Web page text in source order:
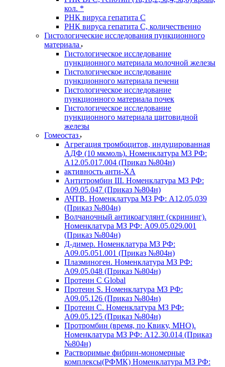
кол. *
РНК вируса гепатита C
РНК вируса гепатита C, количественно
Гистологические исследования пункционного
материала
Гистологическое исследование
пункционного материала молочной железы
Гистологическое исследование
пункционного материала печени
Гистологическое исследование
пункционного материала почек
Гистологическое исследование
пункционного материала щитовидной
железы
Гомеостаз
Агрегация тромбоцитов, индуцированная
АДФ (10 мкмоль). Номенклатура МЗ РФ:
A12.05.017.004 (Приказ №804н)
активность анти-ХА
Антитромбин III. Номенклатура МЗ РФ:
A09.05.047 (Приказ №804н)
АЧТВ. Номенклатура МЗ РФ: A12.05.039
(Приказ №804н)
Волчаночный антикоагулянт (скрининг).
Номенклатура МЗ РФ: A09.05.029.001
(Приказ №804н)
Д-димер. Номенклатура МЗ РФ:
A09.05.051.001 (Приказ №804н)
Плазминоген. Номенклатура МЗ РФ:
A09.05.048 (Приказ №804н)
Протеин C Global
Протеин S. Номенклатура МЗ РФ:
A09.05.126 (Приказ №804н)
Протеин С. Номенклатура МЗ РФ:
A09.05.125 (Приказ №804н)
Протромбин (время, по Квику, МНО).
Номенклатура МЗ РФ: A12.30.014 (Приказ
№804н)
Растворимые фибрин-мономерные
комплексы(РФМК) Номенклатура МЗ РФ: